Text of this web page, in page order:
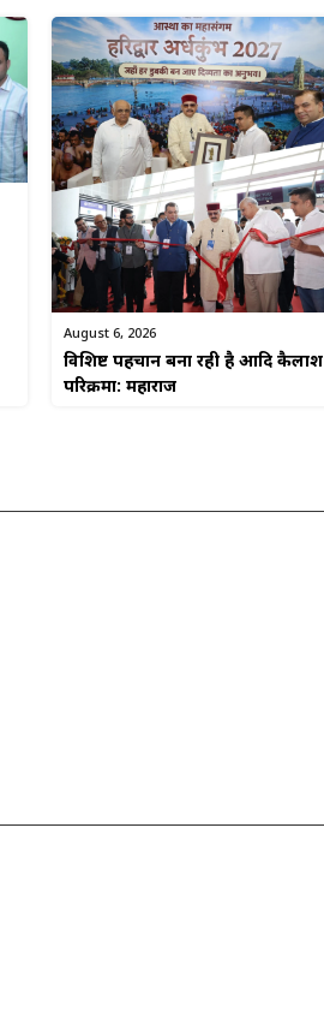
August 6, 2026
विशिष्ट पहचान बना रही है आदि कैलाश
परिक्रमा: महाराज